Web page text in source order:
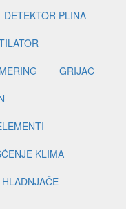
DETEKTOR PLINA
GRIJAČ
KLIMA